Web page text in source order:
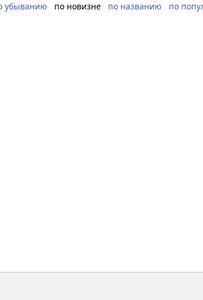
убыванию по новизне по названию по